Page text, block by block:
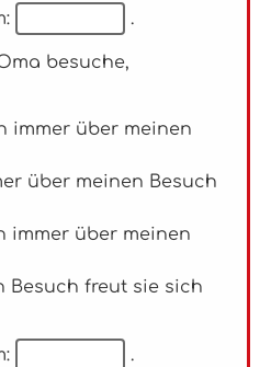
.
besuche,
immer über meinen
über meinen Besuch
immer über meinen
Besuch freut sie sich
.